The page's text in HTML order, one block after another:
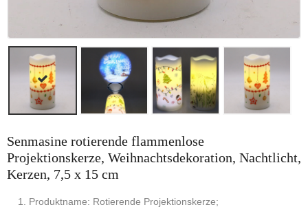
Senmasine rotierende flammenlose
Projektionskerze, Weihnachtsdekoration, Nachtlicht,
Kerzen, 7,5 x 15 cm
1. Produktname: Rotierende Projektionskerze;